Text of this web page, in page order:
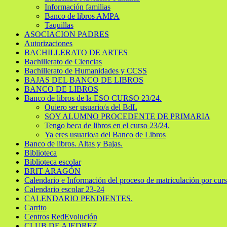
Información familias
Banco de libros AMPA
Taquillas
ASOCIACION PADRES
Autorizaciones
BACHILLERATO DE ARTES
Bachillerato de Ciencias
Bachillerato de Humanidades y CCSS
BAJAS DEL BANCO DE LIBROS
BANCO DE LIBROS
Banco de libros de la ESO CURSO 23/24.
Quiero ser usuario/a del BdL
SOY ALUMNO PROCEDENTE DE PRIMARIA
Tengo beca de libros en el curso 23/24.
Ya eres usuario/a del Banco de Libros
Banco de libros. Altas y Bajas.
Biblioteca
Biblioteca escolar
BRIT ARAGÓN
Calendario e Información del proceso de matriculación por
Calendario escolar 23-24
CALENDARIO PENDIENTES.
Carrito
Centros RedEvolución